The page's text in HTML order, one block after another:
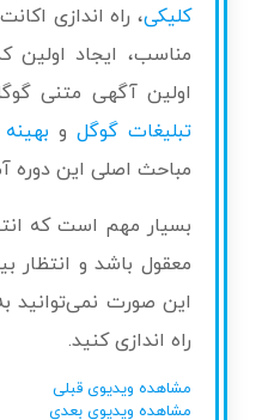
کلیکی، راه اندازی
مناسب، ایجاد اولین
اولین آگهی متنی
تبلیغات گوگل و
مباحث اصلی این دوره
بسیار مهم است که
معقول باشد و انتظار
این صورت نمی‌توانید
راه اندازی کنید.
مشاهده ویدیوی قبلی
مشاهده ویدیوی بعدی